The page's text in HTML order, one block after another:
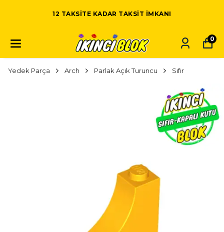
12 TAKSITE KADAR TAKSIT IMKANI
0
Yedek Parça Arch Parlak Açık Turuncu Sıfır